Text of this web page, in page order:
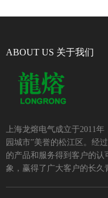
ABOUT US 关于我们
上海龙熔电气成立于2011
园城市”美誉的松江区。经
的产品和服务得到客户的认
象，赢得了广大客户的长久